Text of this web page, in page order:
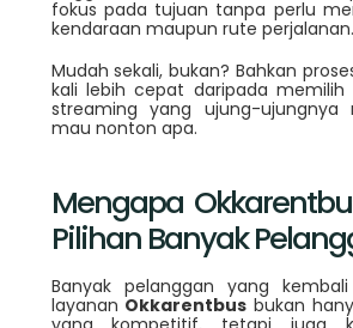
fokus pada tujuan tanpa perlu
kendaraan maupun rute perjalanan.
Mudah sekali, bukan? Bahkan
kali lebih cepat daripada
streaming yang ujung-ujungnya
mau nonton apa.
Mengapa
Pilihan Banyak
Banyak pelanggan yang
layanan Okkarentbus bukan